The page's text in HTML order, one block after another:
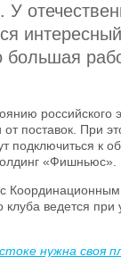
большая
российского
поставок. При
подключиться к
«Фишньюс».
ведется при
нужна своя